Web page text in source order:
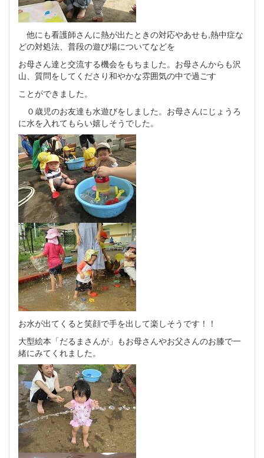
他にも看護師さんに熱が出たときの対応やあせも,熱中症な
どの対処法、普段の遊び場についてなどを
お母さん達と交流する機会をもちました。お母さんからも沢
山、質問をしてくださり和やかな雰囲気の中で過ごす
ことができました。
０歳児のお友達も水遊びをしました。お母さんにじょうろ
に水を入れてもらい嬉しそうでした。
お水が出てくると笑顔で手を出して楽しそうです！！
大型絵本「だるまさんが」もお母さんやお父さんのお膝で一
緒にみてくれました。